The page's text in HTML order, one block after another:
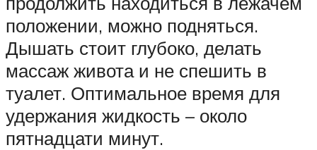
положении, можно подняться.
Дышать стоит глубоко, делать
массаж живота и не спешить в
туалет. Оптимальное время для
удержания жидкость – около
пятнадцати минут.